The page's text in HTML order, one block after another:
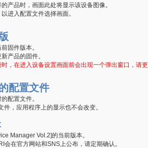
产品时，画面此处将显示该设备图像。
进入配置文件选择画面。
固件版本。
产品的固件。
，在进入设备设置画面前会出现一个弹出窗口，请更
配置文件
配置文件。
，应用程序上的显示也不会改变。
Manager Vol.2]的当前版本。
会在官方网站和SNS上公布，请定期确认。